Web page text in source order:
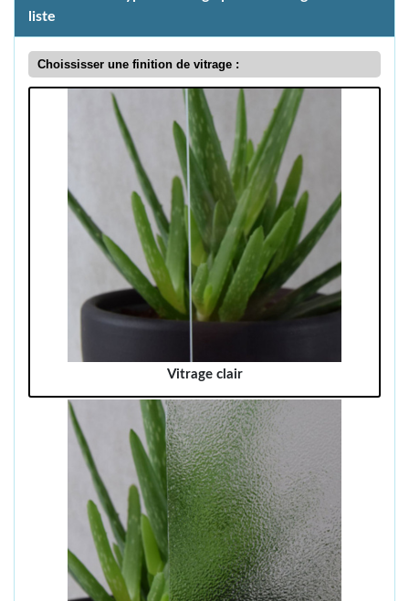
liste
Choississer une finition de vitrage :
Vitrage clair